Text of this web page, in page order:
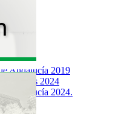
Andalucía 2019
2024
Andalucía 2024.